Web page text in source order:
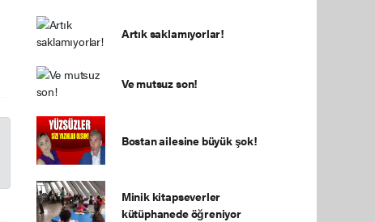
Artık saklamıyorlar!
Ve mutsuz son!
Bostan ailesine büyük şok!
Minik kitapseverler
kütüphanede öğreniyor